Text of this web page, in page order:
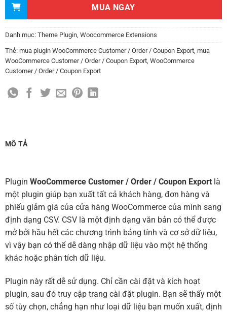
MUA NGAY
Danh mục: Theme Plugin, Woocommerce Extensions
Thẻ: mua plugin WooCommerce Customer / Order / Coupon Export, mua
WooCommerce Customer / Order / Coupon Export, WooCommerce
Customer / Order / Coupon Export
MÔ TẢ
Plugin WooCommerce Customer / Order / Coupon Export là
một plugin giúp bạn xuất tất cả khách hàng, đơn hàng và
phiếu giảm giá của cửa hàng WooCommerce của mình sang
định dạng CSV. CSV là một định dạng văn bản có thể được
mở bởi hầu hết các chương trình bảng tính và cơ sở dữ liệu,
vì vậy bạn có thể dễ dàng nhập dữ liệu vào một hệ thống
khác hoặc phân tích dữ liệu.
Plugin này rất dễ sử dụng. Chỉ cần cài đặt và kích hoạt
plugin, sau đó truy cập trang cài đặt plugin. Bạn sẽ thấy một
số tùy chọn, chẳng hạn như loại dữ liệu bạn muốn xuất, định